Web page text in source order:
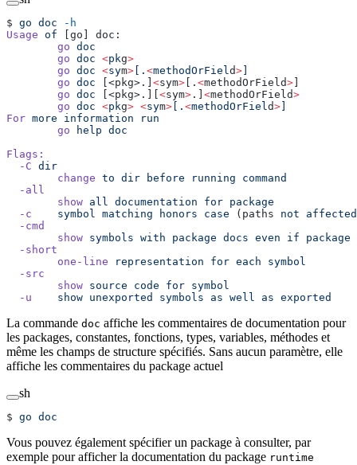
$ go doc -h
Usage of [go] doc:
        go
doc
        go
doc <pkg>
        go
doc <sym> [. <methodOrField>
        go
doc [<pkg>.] <sym> [. <methodOrField>
        go
doc [<pkg>.][ <sym> .] <methodOrField>
        go
doc <pkg> <sym> [. <methodOrField>
For more information run
        go
help doc
Flags:
  -C
dir
        change
to dir before running command
  -all
        show
all documentation for package
  -c
    symbol
matching honors case (paths not affected
  -cmd
        show
symbols with package docs even if package
  -short
        one-line
representation for each symbol
  -src
        show
source code for symbol
  -u
    show
unexported symbols as well as exported
La commande doc affiche les commentaires de documentation pour
les packages, constantes, fonctions, types, variables, méthodes et
même les champs de structure spécifiés. Sans aucun paramètre, elle
affiche les commentaires du package actuel
sh
$ go doc
Vous pouvez également spécifier un package à consulter, par
exemple pour afficher la documentation du package runtime